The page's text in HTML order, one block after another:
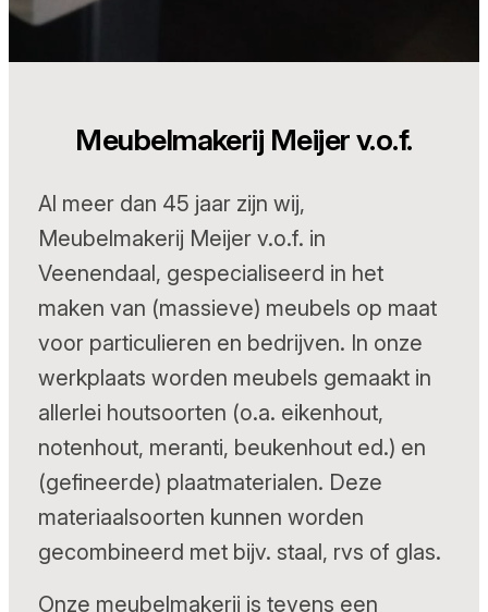
Meubelmakerij Meijer v.o.f.
Al meer dan 45 jaar zijn wij,
Meubelmakerij Meijer v.o.f. in
Veenendaal, gespecialiseerd in het
maken van (massieve) meubels op maat
voor particulieren en bedrijven. In onze
werkplaats worden meubels gemaakt in
allerlei houtsoorten (o.a. eikenhout,
notenhout, meranti, beukenhout ed.) en
(gefineerde) plaatmaterialen. Deze
materiaalsoorten kunnen worden
gecombineerd met bijv. staal, rvs of glas.
Onze meubelmakerij is tevens een